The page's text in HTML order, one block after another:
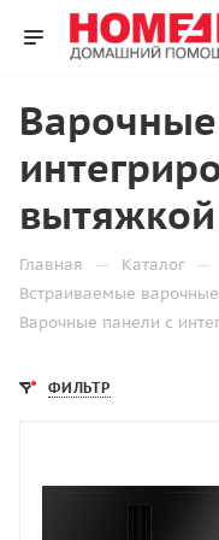
вытяжкой
Главная — Каталог —
Встраиваемые
Варочные панели с
ФИЛЬТР